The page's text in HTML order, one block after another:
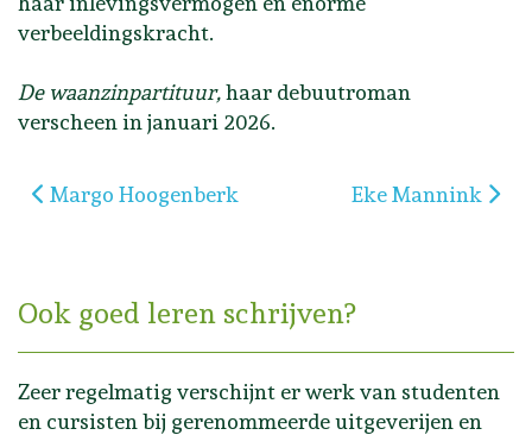
verbeeldingskracht.
De waanzinpartituur,haar debuutroman
verscheen in januari 2026.
Vorig artikel: Margo Hoogenberk
Margo Hoogenberk Volgende artikel:
Eke Mannink
Ook goed leren schrijven?
Zeer regelmatig verschijnt er werk van studenten
en cursisten bij gerenommeerde uitgeverijen en